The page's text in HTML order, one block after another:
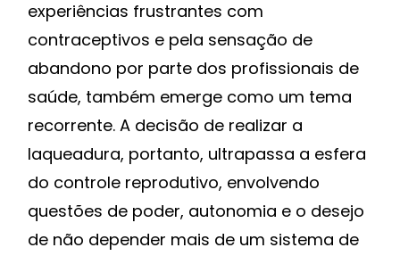
experiências frustrantes com
contraceptivos e pela sensação de
abandono por parte dos profissionais de
saúde, também emerge como um tema
recorrente. A decisão de realizar a
laqueadura, portanto, ultrapassa a esfera
do controle reprodutivo, envolvendo
questões de poder, autonomia e o desejo
de não depender mais de um sistema de